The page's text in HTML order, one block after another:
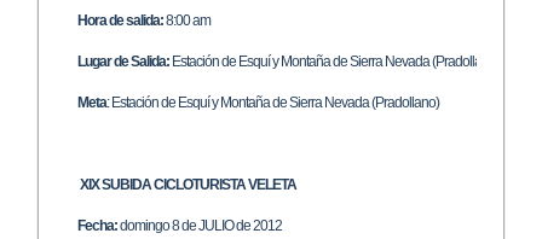
Hora de salida:8:00 am
Lugar de Salida:Estación de Esquí y Montaña de Sierra Nevada (Pradollano)
Meta: Estación de Esquí y Montaña de Sierra Nevada (Pradollano)
XIX SUBIDA CICLOTURISTA VELETA
Fecha:domingo 8 de JULIO de 2012